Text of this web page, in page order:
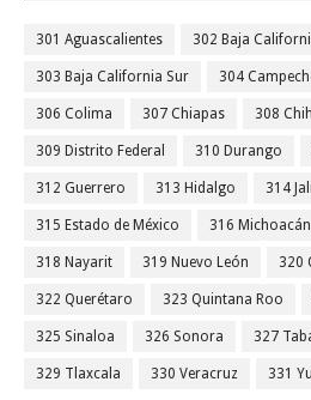
301 Aguascalientes 302 Baja
303 Baja California Sur 304
306 Colima 307 Chiapas 308
309 Distrito Federal 310 Durango
312 Guerrero 313 Hidalgo 314
315 Estado de México 316 Michoacán
318 Nayarit 319 Nuevo León 320
322 Querétaro 323 Quintana Roo
325 Sinaloa 326 Sonora 327
329 Tlaxcala 330 Veracruz 331